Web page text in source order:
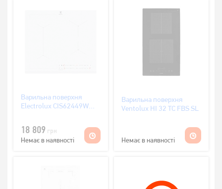
Варильна поверхня
Electrolux CIS62449W
18 809
Немає в наявності
Варильна поверхня
Ventolux HI 32 TC FBS SL
Немає в наявності